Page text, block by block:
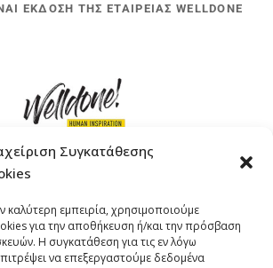
Συγκατάθεσης
καλύτερη εμπειρία, χρησιμοποιούμε
για την αποθήκευση ή/και την πρόσβαση
Η συγκατάθεση για τις εν λόγω
να επεξεργαστούμε δεδομένα
ΕΚΔΟΣΗ ΤΗΣ ΕΤΑΙΡΕΙΑΣ WELLDONE
4021758